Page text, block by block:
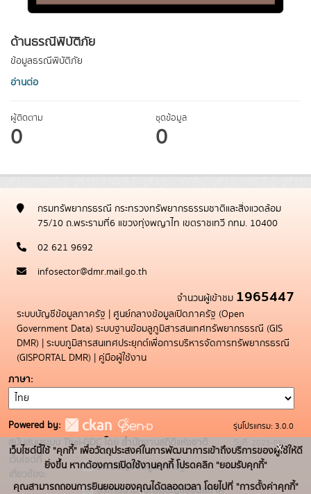
ด้านธรณีพิบัติภัย
ข้อมูลธรณีพิบัติภัย
อ่านต่อ
ผู้ติดตาม
0
ชุดข้อมูล
0
กรมทรัพยากรธรณี กระทรวงทรัพยากรธรรมชาติและสิ่งแวดล้อม
75/10 ถ.พระรามที่6 แขวงทุ่งพญาไท เขตราชเทวี กทม. 10400
02 621 9692
infosector@dmr.mail.go.th
จำนวนผู้เข้าชม 1965447
ระบบบัญชีข้อมูลภาครัฐ | ศูนย์กลางข้อมูลเปิดภาครัฐ (Open
Government Data) ระบบฐานข้อมลูภูมิสารสนเทศทรัพยากรธรณี (GIS
DMR) | ระบบภูมิสารสนเทศประยุกต์เพื่อการบริหารจัดการทรัพยากรธรณี
(GISPORTAL DMR) | คู่มือผู้ใช้งาน
ภาษา
Powered by:
สนับสนุนระบบ Thai-GDC โดย สำนักงานสถิติแห่งชาติ
เว็บไซต์ที่
เกี่ยวข้อง:
ระบบบัญชีข้อมูลภาครัฐ
บริการนามานุกรมบัญชีข้อมูลภาค
รุ่นโปรแกรม: 3.0.0
วันที่: 2025-05-
19
เว็บไซต์นี้ใช้ "คุกกี้" เพื่อวัตถุประสงค์ในการพัฒนาการเข้าถึงบริการของผู้ใช้ให้ดี
ยิ่งขึ้น หากต้องการเปิดใช้งานคุกกี้ โปรดคลิก "ยอมรับคุกกี้"
คุณสามารถถอนการยินยอมของคุณได้ตลอดเวลา โดยไปที่ "การตั้งค่าคุกกี้"
x